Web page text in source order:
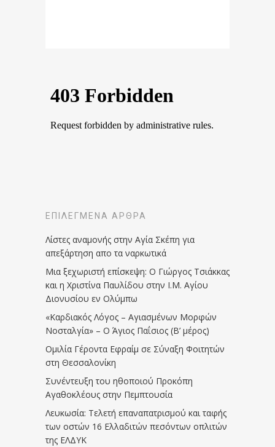
ΕΠΙΛΕΓΜΈΝΑ ΆΡΘΡΑ
Λίστες αναμονής στην Αγία Σκέπη για
απεξάρτηση απο τα ναρκωτικά
Μια ξεχωριστή επίσκεψη: Ο Γιώργος Τσιάκκας
και η Χριστίνα Παυλίδου στην Ι.Μ. Αγίου
Διονυσίου εν Ολύμπω
«Καρδιακός Λόγος – Αγιασμένων Μορφών
Νοσταλγία» – Ο Άγιος Παΐσιος (Β’ μέρος)
Ομιλία Γέροντα Εφραίμ σε Σύναξη Φοιτητών
στη Θεσσαλονίκη
Συνέντευξη του ηθοποιού Προκόπη
Αγαθοκλέους στην Πεμπτουσία
Λευκωσία: Τελετή επαναπατρισμού και ταφής
των οστών 16 Ελλαδιτών πεσόντων οπλιτών
της ΕΛΔΥΚ